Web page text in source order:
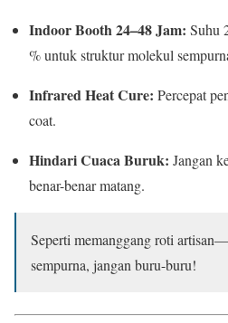
Indoor Booth 24–48 Jam: Suhu
% untuk struktur molekul
Infrared Heat Cure: Percepat
coat.
Hindari Cuaca Buruk: Jangan
benar-benar matang.
Seperti memanggang roti
sempurna, jangan buru-buru!